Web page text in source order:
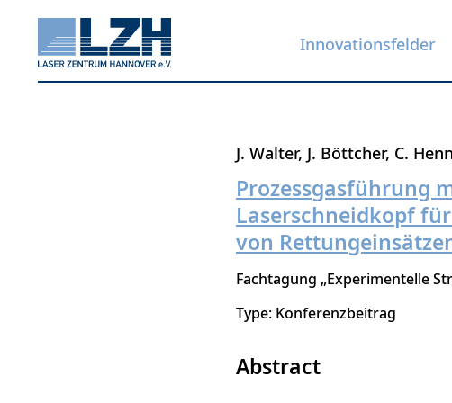
Innovationsfelder
J. Walter J. Böttcher C.
Prozessgasführung
Laserschneidkopf
von
Fachtagung „Experimentelle
Type: Konferenzbeitrag
Abstract